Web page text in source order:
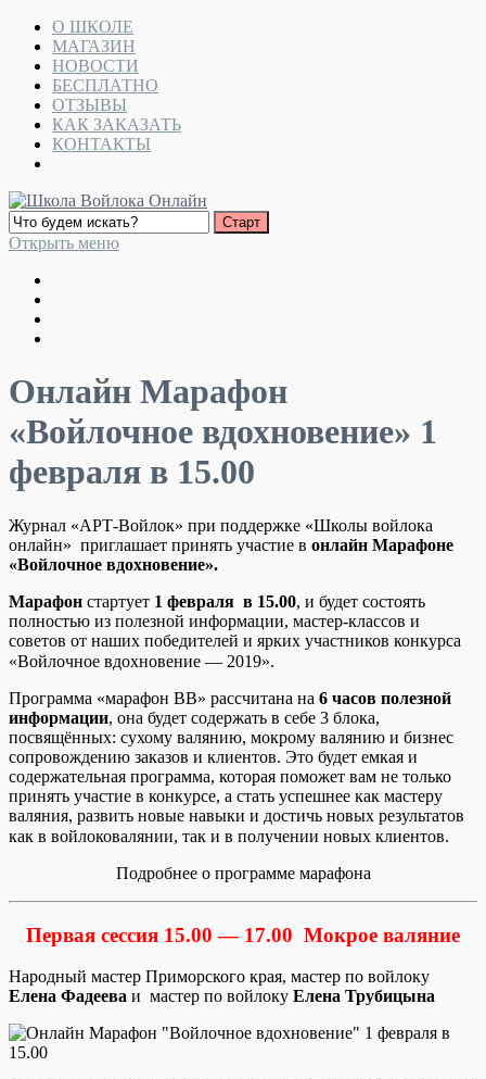
О ШКОЛЕ
МАГАЗИН
НОВОСТИ
БЕСПЛАТНО
ОТЗЫВЫ
КАК ЗАКАЗАТЬ
КОНТАКТЫ
Открыть меню
Онлайн Марафон
«Войлочное вдохновение» 1
февраля в 15.00
Журнал «АРТ-Войлок» при поддержке «Школы войлока
онлайн» приглашает принять участие в онлайн Марафоне
«Войлочное вдохновение».
Марафон стартует 1 февраля в 15.00, и будет состоять
полностью из полезной информации, мастер-классов и
советов от наших победителей и ярких участников конкурса
«Войлочное вдохновение — 2019».⠀
Программа «марафон ВВ» рассчитана на 6 часов полезной
информации, она будет содержать в себе 3 блока,
посвящённых: сухому валянию, мокрому валянию и бизнес
сопровождению заказов и клиентов. Это будет емкая и
содержательная программа, которая поможет вам не только
принять участие в конкурсе, а стать успешнее как мастеру
валяния, развить новые навыки и достичь новых результатов
как в войлоковалянии, так и в получении новых клиентов.⠀
Подробнее о программе марафона
Первая сессия 15.00 — 17.00 Мокрое валяние
Народный мастер Приморского края, мастер по войлоку
Елена Фадеева и мастер по войлоку Елена Трубицына